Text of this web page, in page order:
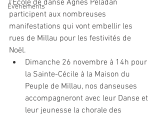
Événements
l'Ecole de danse Agnès Peladan
participent aux nombreuses
manifestations qui vont embellir les
rues de Millau pour les festivités de
Noël.
Dimanche 26 novembre à 14h pour
la Sainte-Cécile à la Maison du
Peuple de Millau, nos danseuses
accompagneront avec leur Danse et
leur jeunesse la chorale des